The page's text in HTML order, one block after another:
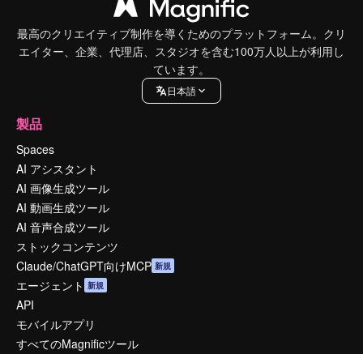
最高のクリエイティブ制作を導くためのプラットフォーム。クリ
エイター、企業、代理店、スタジオを含む100万人以上が利用し
ています。
日本語
製品
Spaces
AI アシスタント
AI 画像生成ツール
AI 動画生成ツール
AI 音声合成ツール
ストックコンテンツ
Claude/ChatGPT向けMCP 新規
エージェント 新規
API
モバイルアプリ
すべてのMagnificツール